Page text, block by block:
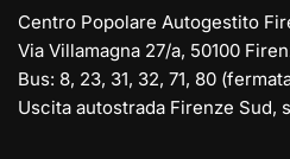
Centro Popolare Autogestito
Via Villamagna 27/a, 50100
Bus: 8, 23, 31, 32, 71, 80
Uscita autostrada Firenze Sud,